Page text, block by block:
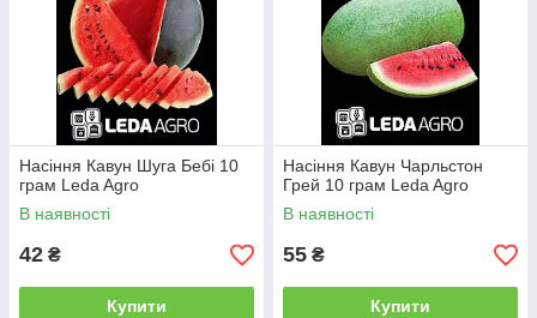
Насіння Кавун Шуга Бебі 10
грам Leda Agro
В наявності
42 ₴
Купити
Насіння Кавун Чарльстон
Грей 10 грам Leda Agro
В наявності
55 ₴
Купити